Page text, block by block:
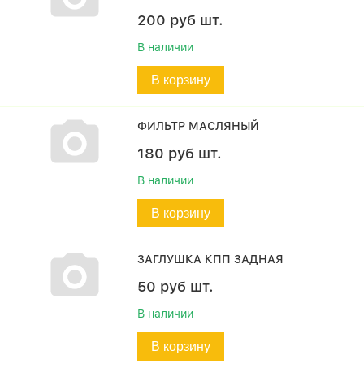
200 руб шт.
В наличии
В корзину
ФИЛЬТР МАСЛЯНЫЙ
180 руб шт.
В наличии
В корзину
ЗАГЛУШКА КПП ЗАДНАЯ
50 руб шт.
В наличии
В корзину